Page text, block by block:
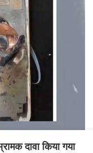
दावा किया गया